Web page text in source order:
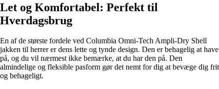
Let og Komfortabel: Perfekt til
Hverdagsbrug
En af de største fordele ved Columbia Omni-Tech Ampli-Dry Shell
jakken til herrer er dens lette og tynde design. Den er behagelig at have
på, og du vil nærmest ikke bemærke, at du har den på. Den
almindelige og fleksible pasform gør det nemt for dig at bevæge dig frit
og behageligt.